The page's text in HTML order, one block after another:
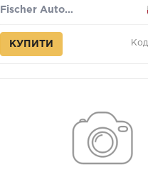
Fischer Automotive One (FA1)
КУПИТИ